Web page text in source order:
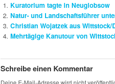
Kuratorium tagte in Neuglobsow
Natur- und Landschaftsführer
Christian Wojatzek aus Wittstock/
Mehrtägige Kanutour von
Schreibe einen Kommentar